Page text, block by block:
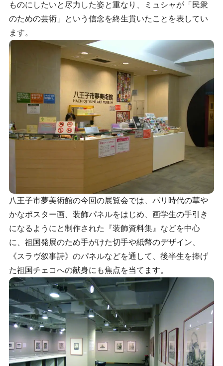
ものにしたいと尽力した姿と重なり、ミュシャが「民衆
のための芸術」という信念を終生貫いたことを表してい
ます。
八王子市夢美術館の今回の展覧会では、パリ時代の華や
かなポスター画、装飾パネルをはじめ、画学生の手引き
になるようにと制作された『装飾資料集』などを中心
に、祖国発展のため手がけた切手や紙幣のデザイン、
《スラヴ叙事詩》のパネルなどを通して、後半生を捧げ
た祖国チェコへの献身にも焦点を当てます。